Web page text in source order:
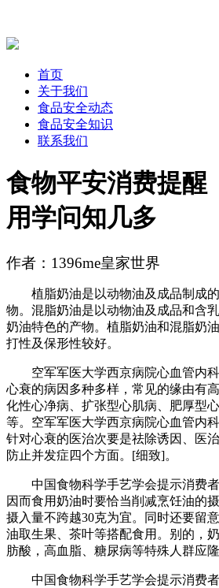
首页
关于我们
食品安全动态
食品安全知识
联系我们
食物平安消费提醒
用学问知几多
作者：1396me皇家世界
植脂奶油是以动物油及成品制成的
物。混脂奶油是以动物油及成品和含
奶油特色的产物。植脂奶油和混脂奶
打性及保形性较好。
空军军医大学西京病院心血管内科
心衰的病因多种多样，常见的缘由有
化性心净病、扩张型心肌病、肥厚型
等。空军军医大学西京病院心血管内
针对心衰的医治次要是祛除诱因、医
防止并发症四个方面。[细致]。
中国食物科学手艺学会提示消费者
因而食用奶油时要恰当削减烹饪油的
摄入量不跨越30克为宜。同时还要留
油取生果、茶叶等搭配食用。别的，
肪酸，高血脂、糖尿病等特殊人群应隆
中国食物科学手艺学会提示消费者